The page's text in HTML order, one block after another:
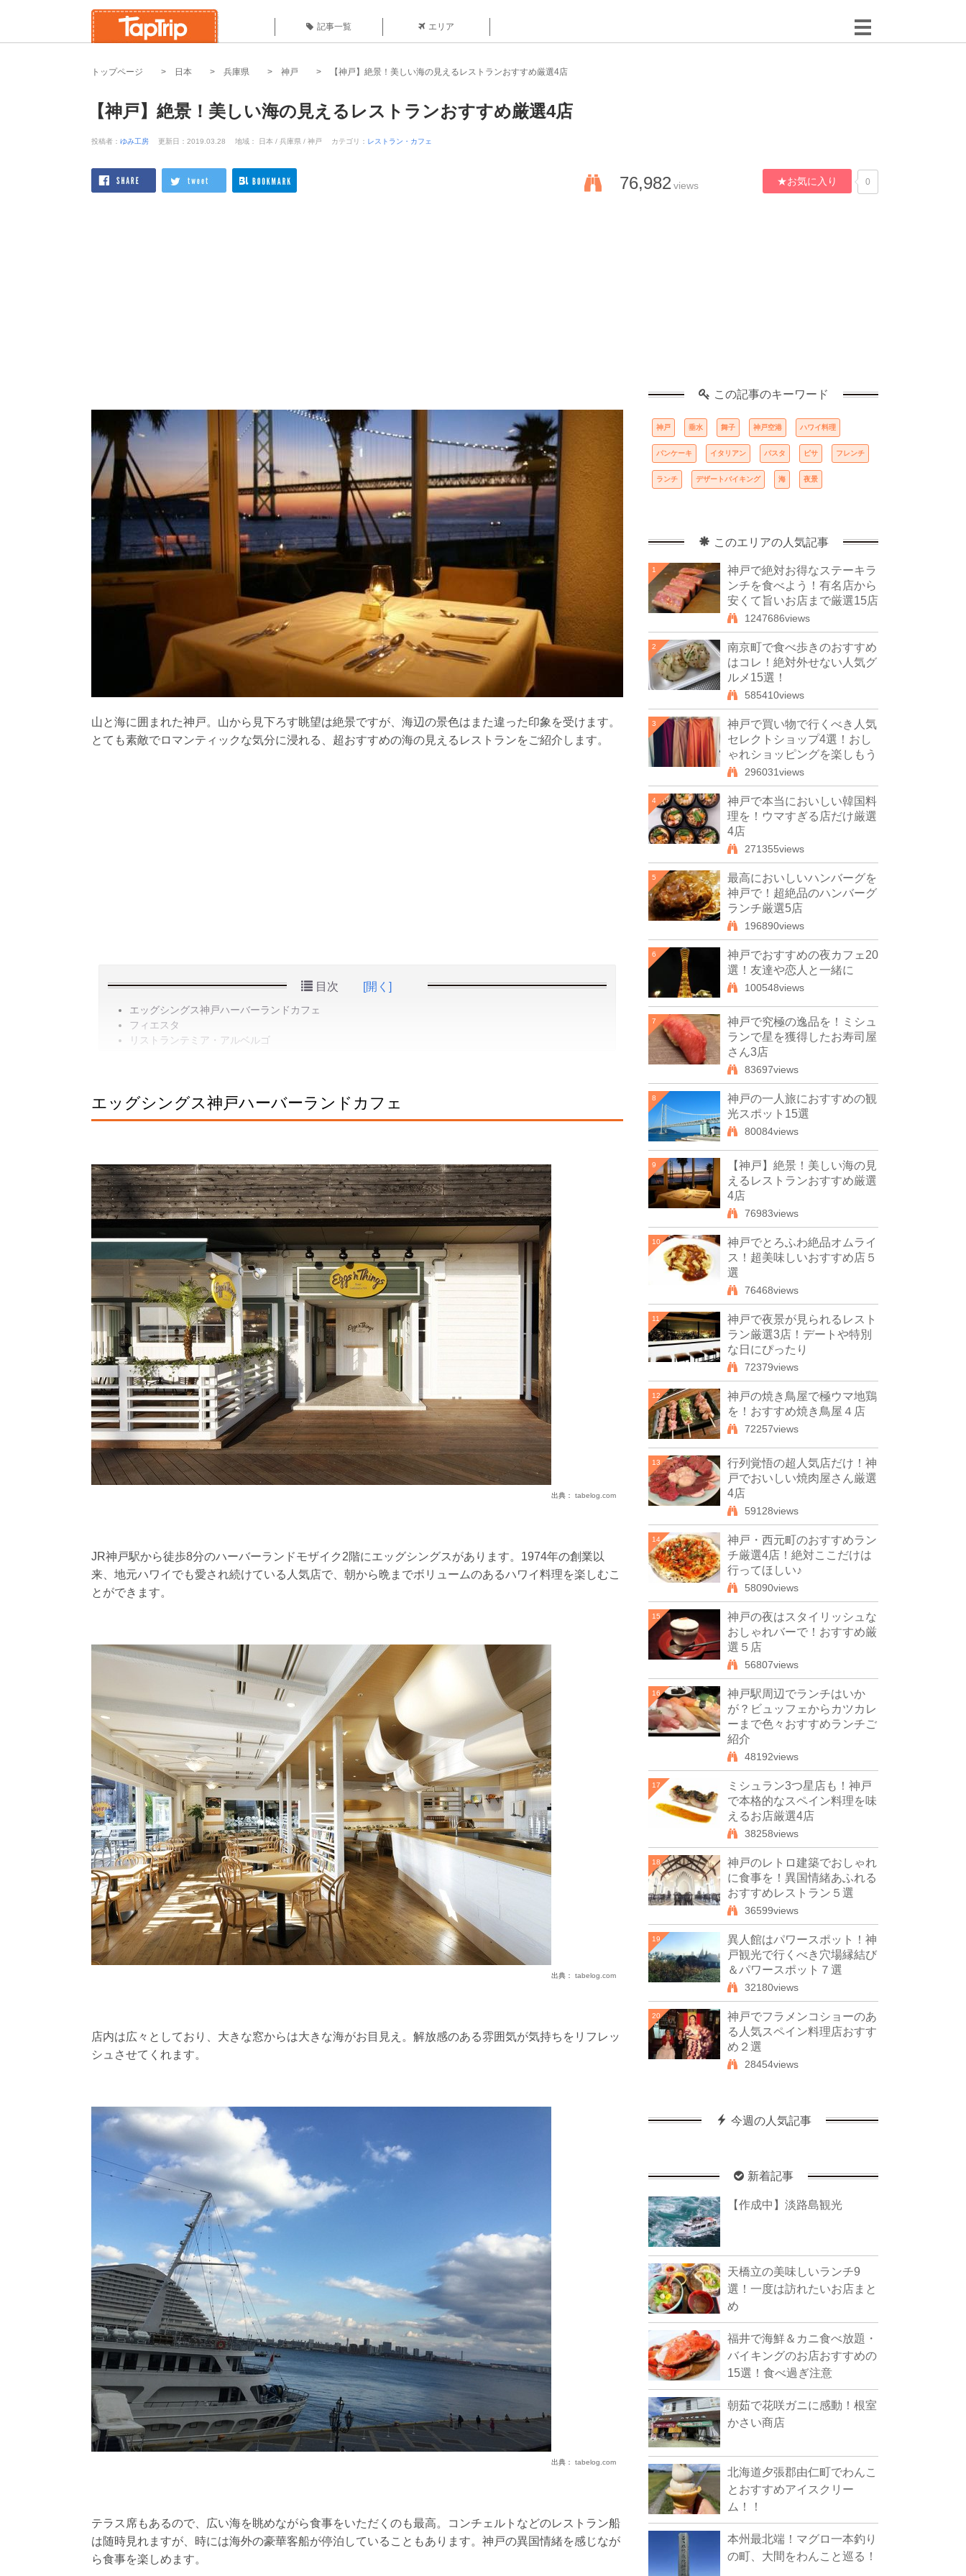
記事一覧 エリア
トップページ 日本 兵庫県 神戸 【神戸】絶景！美しい海の見えるレストランおすすめ厳選4店
【神戸】絶景！美しい海の見えるレストランおすすめ厳選4店
投稿者： ゆみ工房 更新日：2019.03.28 地域： 日本 / 兵庫県 / 神戸 カテゴリ： レストラン・カフェ
76,982 views ★お気に入り 0
山と海に囲まれた神戸。山から見下ろす眺望は絶景ですが、海辺の景色はまた違った印象を受けます。
とても素敵でロマンティックな気分に浸れる、超おすすめの海の見えるレストランをご紹介します。
目次 [開く]
エッグシングス神戸ハーバーランドカフェ
フィエスタ
リストランテミア・アルベルゴ
エッグシングス神戸ハーバーランドカフェ
出典： tabelog.com
JR神戸駅から徒歩8分のハーバーランドモザイク2階にエッグシングスがあります。1974年の創業以
来、地元ハワイでも愛され続けている人気店で、朝から晩までボリュームのあるハワイ料理を楽しむこ
とができます。
出典： tabelog.com
店内は広々としており、大きな窓からは大きな海がお目見え。解放感のある雰囲気が気持ちをリフレッ
シュさせてくれます。
出典： tabelog.com
テラス席もあるので、広い海を眺めながら食事をいただくのも最高。コンチェルトなどのレストラン船
は随時見れますが、時には海外の豪華客船が停泊していることもあります。神戸の異国情緒を感じなが
ら食事を楽しめます。
この記事のキーワード
神戸 垂水 舞子 神戸空港 ハワイ料理
パンケーキ イタリアン パスタ ピサ フレンチ
ランチ デザートバイキング 海 夜景
このエリアの人気記事
1
神戸で絶対お得なステーキラ
ンチを食べよう！有名店から
安くて旨いお店まで厳選15店
1247686views
2
南京町で食べ歩きのおすすめ
はコレ！絶対外せない人気グ
ルメ15選！
585410views
3
神戸で買い物で行くべき人気
セレクトショップ4選！おし
ゃれショッピングを楽しもう
296031views
4
神戸で本当においしい韓国料
理を！ウマすぎる店だけ厳選
4店
271355views
5
最高においしいハンバーグを
神戸で！超絶品のハンバーグ
ランチ厳選5店
196890views
6
神戸でおすすめの夜カフェ20
選！友達や恋人と一緒に
100548views
7
神戸で究極の逸品を！ミシュ
ランで星を獲得したお寿司屋
さん3店
83697views
8
神戸の一人旅におすすめの観
光スポット15選
80084views
9
【神戸】絶景！美しい海の見
えるレストランおすすめ厳選
4店
76983views
10
神戸でとろふわ絶品オムライ
ス！超美味しいおすすめ店５
選
76468views
11
神戸で夜景が見られるレスト
ラン厳選3店！デートや特別
な日にぴったり
72379views
12
神戸の焼き鳥屋で極ウマ地鶏
を！おすすめ焼き鳥屋４店
72257views
13
行列覚悟の超人気店だけ！神
戸でおいしい焼肉屋さん厳選
4店
59128views
14
神戸・西元町のおすすめラン
チ厳選4店！絶対ここだけは
行ってほしい♪
58090views
15
神戸の夜はスタイリッシュな
おしゃれバーで！おすすめ厳
選５店
56807views
16
神戸駅周辺でランチはいか
が？ビュッフェからカツカレ
ーまで色々おすすめランチご
紹介
48192views
17
ミシュラン3つ星店も！神戸
で本格的なスペイン料理を味
えるお店厳選4店
38258views
18
神戸のレトロ建築でおしゃれ
に食事を！異国情緒あふれる
おすすめレストラン５選
36599views
19
異人館はパワースポット！神
戸観光で行くべき穴場縁結び
＆パワースポット７選
32180views
20
神戸でフラメンコショーのあ
る人気スペイン料理店おすす
め２選
28454views
今週の人気記事
新着記事
【作成中】淡路島観光
天橋立の美味しいランチ9
選！一度は訪れたいお店まと
め
福井で海鮮＆カニ食べ放題・
バイキングのお店おすすめの
15選！食べ過ぎ注意
朝茹で花咲ガニに感動！根室
かさい商店
北海道夕張郡由仁町でわんこ
とおすすめアイスクリー
ム！！
本州最北端！マグロ一本釣り
の町、大間をわんこと巡る！